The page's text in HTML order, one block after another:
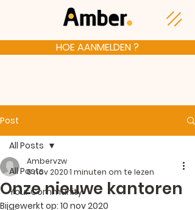
HOE AANMELDEN ?
Post
All Posts
Your Community
All Posts
Onze nieuwe kantoren
Ambervzw
6 nov 20201 minuten om te lezen
Bijgewerkt op: 10 nov 2020